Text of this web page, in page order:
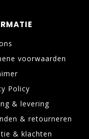
voorwaarden
Policy
& levering
& retourneren
& klachten